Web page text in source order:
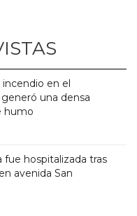
en el
una densa
humo
fue hospitalizada tras
avenida San